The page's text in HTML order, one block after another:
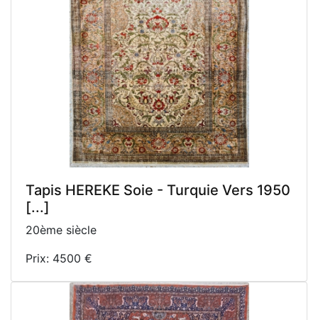
Tapis HEREKE Soie - Turquie Vers 1950
[...]
20ème siècle
Prix: 4500 €